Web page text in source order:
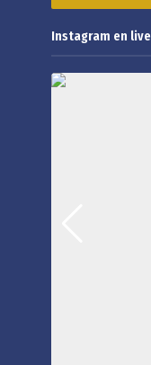
Instagram en live